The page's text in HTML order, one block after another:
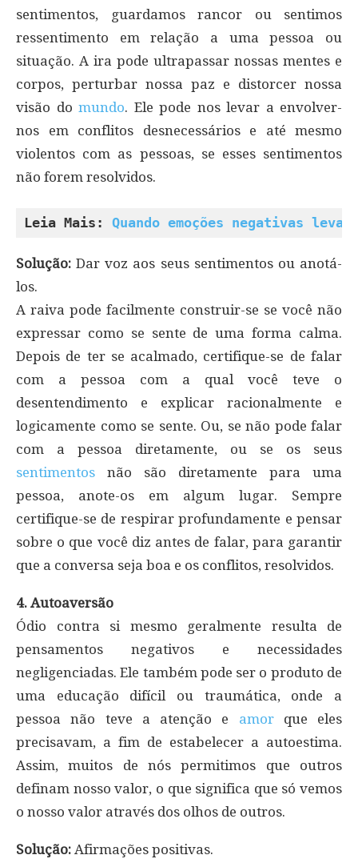
sentimentos, guardamos rancor ou sentimos
ressentimento em relação a uma pessoa ou
situação. A ira pode ultrapassar nossas mentes e
corpos, perturbar nossa paz e distorcer nossa
visão do mundo. Ele pode nos levar a envolver-
nos em conflitos desnecessários e até mesmo
violentos com as pessoas, se esses sentimentos
não forem resolvidos.
Leia Mais: Quando emoções negativas
Solução: Dar voz aos seus sentimentos ou anotá-
los.
A raiva pode facilmente construir-se se você não
expressar como se sente de uma forma calma.
Depois de ter se acalmado, certifique-se de falar
com a pessoa com a qual você teve o
desentendimento e explicar racionalmente e
logicamente como se sente. Ou, se não pode falar
com a pessoa diretamente, ou se os seus
sentimentos não são diretamente para uma
pessoa, anote-os em algum lugar. Sempre
certifique-se de respirar profundamente e pensar
sobre o que você diz antes de falar, para garantir
que a conversa seja boa e os conflitos, resolvidos.
4. Autoaversão
Ódio contra si mesmo geralmente resulta de
pensamentos negativos e necessidades
negligenciadas. Ele também pode ser o produto de
uma educação difícil ou traumática, onde a
pessoa não teve a atenção e amorque eles
precisavam, a fim de estabelecer a autoestima.
Assim, muitos de nós permitimos que outros
definam nosso valor, o que significa que só vemos
o nosso valor através dos olhos de outros.
Solução: Afirmações positivas.